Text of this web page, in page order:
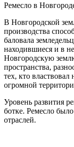
Ремесло в
В Новгородской
производства
баловала
находившиеся и в
Новгородскую
пространства,
тех, кто
огромной
Уровень развития
ботке. Ремесло
отраслей.